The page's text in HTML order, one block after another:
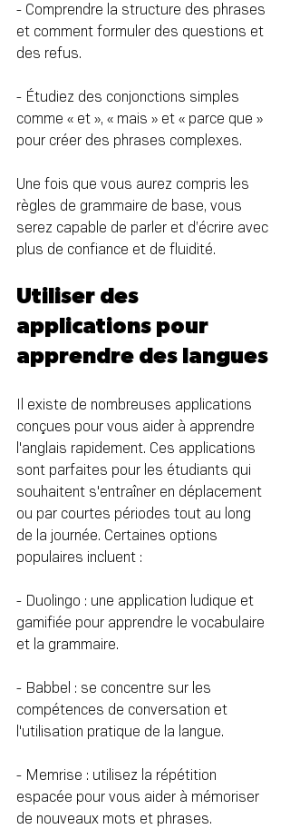
- Comprendre la structure des phrases
et comment formuler des questions et
des refus.
- Étudiez des conjonctions simples
comme « et », « mais » et « parce que »
pour créer des phrases complexes.
Une fois que vous aurez compris les
règles de grammaire de base, vous
serez capable de parler et d’écrire avec
plus de confiance et de fluidité.
Utiliser des
applications pour
apprendre des langues
Il existe de nombreuses applications
conçues pour vous aider à apprendre
l'anglais rapidement. Ces applications
sont parfaites pour les étudiants qui
souhaitent s'entraîner en déplacement
ou par courtes périodes tout au long
de la journée. Certaines options
populaires incluent :
- Duolingo : une application ludique et
gamifiée pour apprendre le vocabulaire
et la grammaire.
- Babbel : se concentre sur les
compétences de conversation et
l'utilisation pratique de la langue.
- Memrise : utilisez la répétition
espacée pour vous aider à mémoriser
de nouveaux mots et phrases.